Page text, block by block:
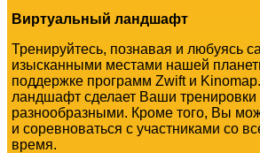
Виртуальный ландшафт
Тренируйтесь, познавая и любуясь
изысканными местами нашей
поддержке программ Zwift и
ландшафт сделает Ваши
разнообразными. Кроме того, Вы
и соревноваться с участниками со
время.